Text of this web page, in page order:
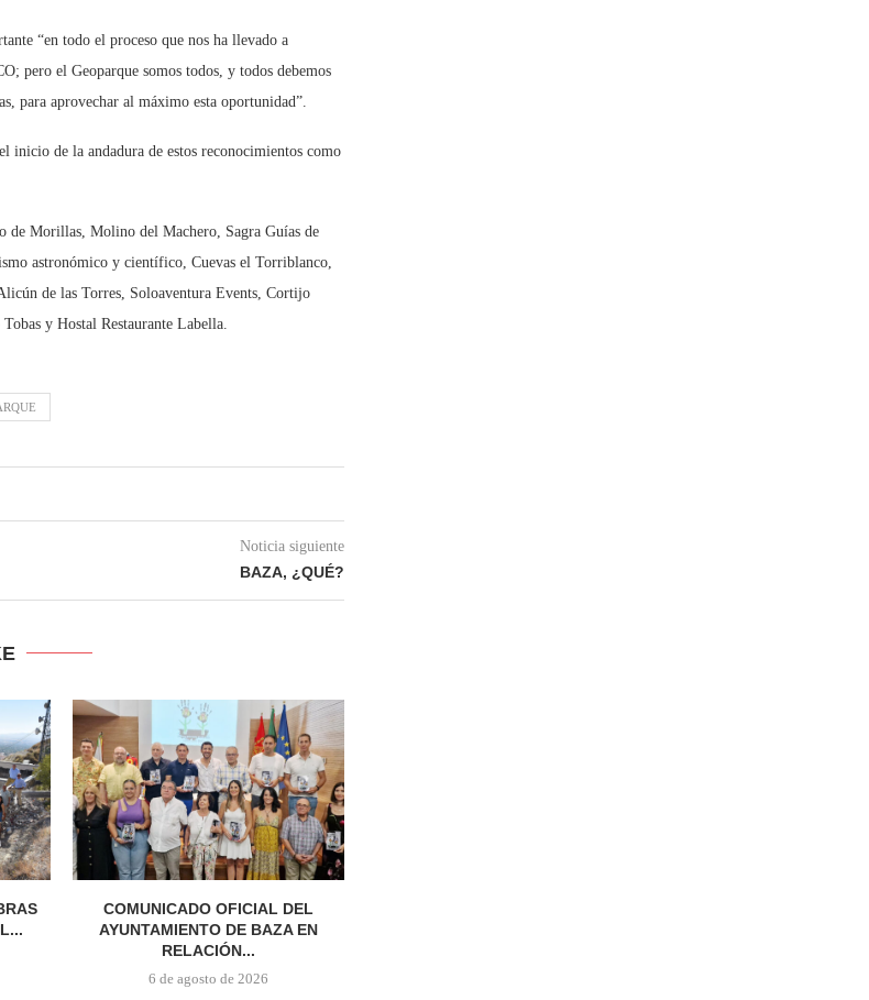
“en todo el proceso que nos ha llevado a
pero el Geoparque somos todos, y todos debemos
para aprovechar al máximo esta oportunidad”.
inicio de la andadura de estos reconocimientos como
de Morillas, Molino del Machero, Sagra Guías de
astronómico y científico, Cuevas el Torriblanco,
de las Torres, Soloaventura Events, Cortijo
y Hostal Restaurante Labella.
Noticia siguiente
BAZA, ¿QUÉ?
COMUNICADO OFICIAL DEL
AYUNTAMIENTO DE BAZA EN
RELACIÓN...
6 de agosto de 2026